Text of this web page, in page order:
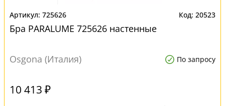
725626 20523
Бра PARALUME 725626 настенные
Osgona (Италия) По запросу
10 413 ₽